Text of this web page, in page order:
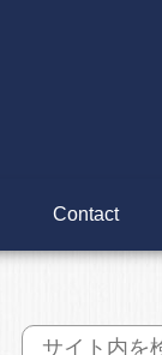
Contact